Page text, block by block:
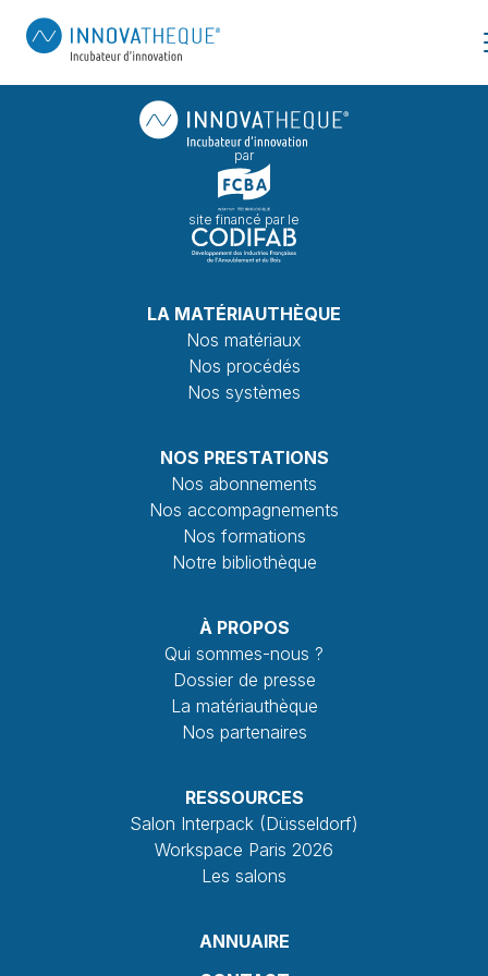
par
site financé par le
LA MATÉRIAUTHÈQUE
Nos matériaux
Nos procédés
Nos systèmes
NOS PRESTATIONS
Nos abonnements
Nos accompagnements
Nos formations
Notre bibliothèque
À PROPOS
Qui sommes-nous ?
Dossier de presse
La matériauthèque
Nos partenaires
RESSOURCES
Salon Interpack (Düsseldorf)
Workspace Paris 2026
Les salons
ANNUAIRE